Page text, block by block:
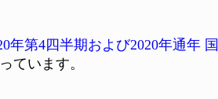
年第4四半期および2020年通年
ています。